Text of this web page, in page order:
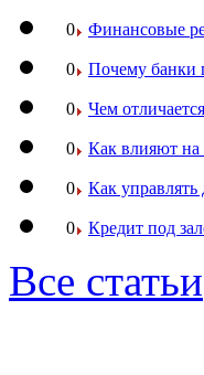
0 Финансовые
0 Почему банки
0 Чем
0 Как влияют на
0 Как управлять
0 Кредит под
Все статьи